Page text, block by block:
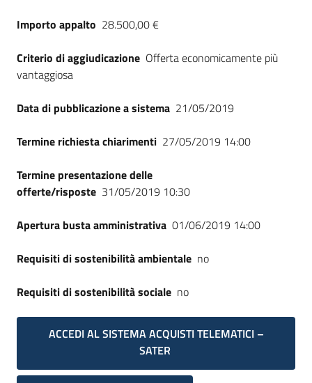
Importo appalto 28.500,00 €
Criterio di aggiudicazione Offerta economicamente più
vantaggiosa
Data di pubblicazione a sistema 21/05/2019
Termine richiesta chiarimenti 27/05/2019 14:00
Termine presentazione delle
offerte/risposte 31/05/2019 10:30
Apertura busta amministrativa 01/06/2019 14:00
Requisiti di sostenibilità ambientale no
Requisiti di sostenibilità sociale no
ACCEDI AL SISTEMA ACQUISTI TELEMATICI –
SATER